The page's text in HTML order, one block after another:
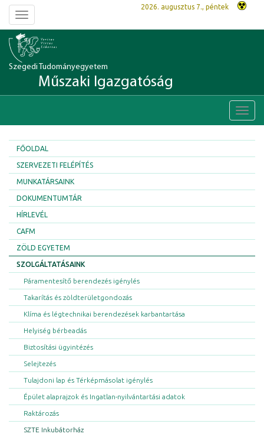
Toggle
navigation
2026. augusztus 7., péntek
Szegedi Tudományegyetem
Műszaki Igazgatóság
FŐOLDAL
SZERVEZETI FELÉPÍTÉS
MUNKATÁRSAINK
DOKUMENTUMTÁR
HÍRLEVÉL
CAFM
ZÖLD EGYETEM
SZOLGÁLTATÁSAINK
Páramentesítő berendezés igénylés
Takarítás és zöldterületgondozás
Klíma és légtechnikai berendezések karbantartása
Helyiség bérbeadás
Biztosítási ügyintézés
Selejtezés
Tulajdoni lap és Térképmásolat igénylés
Épület alaprajzok és Ingatlan-nyilvántartási adatok
Raktározás
SZTE Inkubátorház